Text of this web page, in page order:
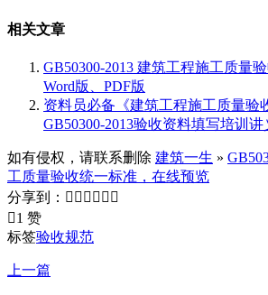
相关文章
GB50300-2013 建筑工程施工质量
Word版、PDF版
资料员必备《建筑工程施工质量验
GB50300-2013验收资料填写培训讲
如有侵权，请联系删除 建筑一生 »
工质量验收统一标准，在线预览
分享到：      
1 赞
标签验收规范
上一篇